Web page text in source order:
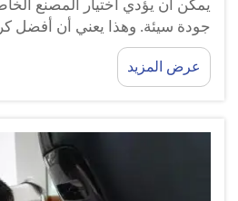
يمكن أن يؤدي اختيار المصنع
جودة سيئة. وهذا يعني أن أفضل
بتوزيعه قد ينكسر بسهولة، مما
العملاء وإحباطهم. الآن، يمكن
التدليك أن...
عرض المزيد